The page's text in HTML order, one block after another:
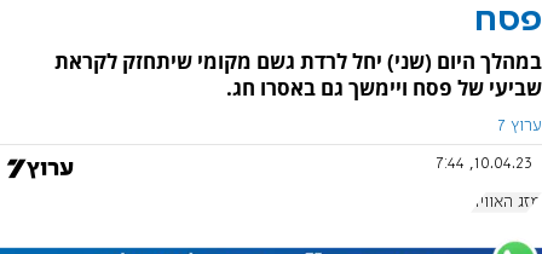
פסח
במהלך היום (שני) יחל לרדת גשם מקומי שיתחזק לקראת
שביעי של פסח ויימשך גם באסרו חג.
ערוץ 7
10.04.23, 7:44
מזג האוויר